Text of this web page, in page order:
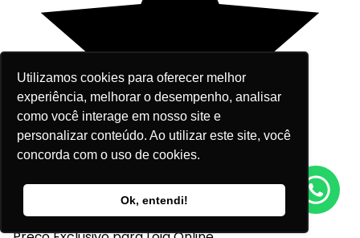
Utilizamos cookies para oferecer melhor
experiência, melhorar o desempenho, analisar
como você interage em nosso site e
personalizar conteúdo. Ao utilizar este site, você
concorda com o uso de cookies.
Ok, entendi!